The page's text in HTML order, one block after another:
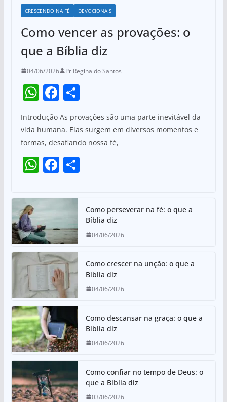
CRESCENDO NA FÉ DEVOCIONAIS
Como vencer as provações: o
que a Bíblia diz
04/06/2026 Pr Reginaldo Santos
W
h
at
s
A
p
F
c
e
b
o
k
S
ar
e
Introdução As provações são uma parte inevitável da
vida humana. Elas surgem em diversos momentos e
formas, desafiando nossa fé,
W
at
A
p
p
F
c
e
b
o
o
k
S
e
Como perseverar na fé: o que a
Bíblia diz
04/06/2026
Como crescer na unção: o que a
Bíblia diz
04/06/2026
Como descansar na graça: o que a
Bíblia diz
04/06/2026
Como confiar no tempo de Deus: o
que a Bíblia diz
03/06/2026